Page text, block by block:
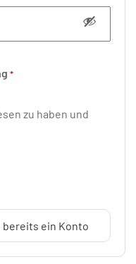
*
zu haben und
bereits ein Konto